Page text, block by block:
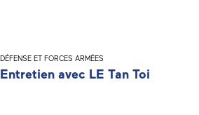
DÉFENSE ET FORCES ARMÉES
Entretien avec LE Tan Toi